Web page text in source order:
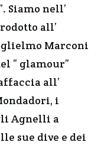
Siamo nell’
all’
Marconi
” glamour”
all’
i
Agnelli a
sue dive e dei